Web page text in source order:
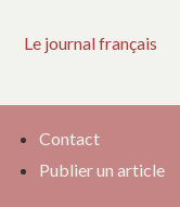
Le journal français
Contact
Publier un article